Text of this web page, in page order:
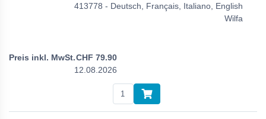
413778 - Deutsch, Français, Italiano, English
Wilfa
CHF 79.90
12.08.2026